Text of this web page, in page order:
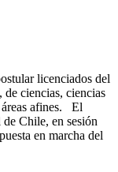
licenciados del
de ciencias, ciencias
áreas afines. El
Chile, en sesión
en marcha del